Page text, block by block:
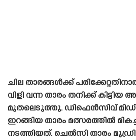
ചില താരങ്ങൾക്ക്
വിളി വന്ന താരം തനിക്ക്
മുതലെടുത്തു. ഡിഫെൻസിവ്
ഇറങ്ങിയ താരം മത്സരത്തിൽ
നടത്തിയത്. ചെൽസി താരം